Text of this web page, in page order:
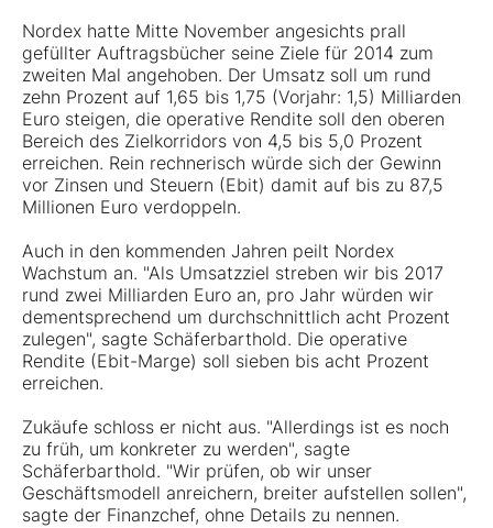
Nordex hatte Mitte November angesichts prall
gefüllter Auftragsbücher seine Ziele für 2014 zum
zweiten Mal angehoben. Der Umsatz soll um rund
zehn Prozent auf 1,65 bis 1,75 (Vorjahr: 1,5) Milliarden
Euro steigen, die operative Rendite soll den oberen
Bereich des Zielkorridors von 4,5 bis 5,0 Prozent
erreichen. Rein rechnerisch würde sich der Gewinn
vor Zinsen und Steuern (Ebit) damit auf bis zu 87,5
Millionen Euro verdoppeln.
Auch in den kommenden Jahren peilt Nordex
Wachstum an. "Als Umsatzziel streben wir bis 2017
rund zwei Milliarden Euro an, pro Jahr würden wir
dementsprechend um durchschnittlich acht Prozent
zulegen", sagte Schäferbarthold. Die operative
Rendite (Ebit-Marge) soll sieben bis acht Prozent
erreichen.
Zukäufe schloss er nicht aus. "Allerdings ist es noch
zu früh, um konkreter zu werden", sagte
Schäferbarthold. "Wir prüfen, ob wir unser
Geschäftsmodell anreichern, breiter aufstellen sollen",
sagte der Finanzchef, ohne Details zu nennen.